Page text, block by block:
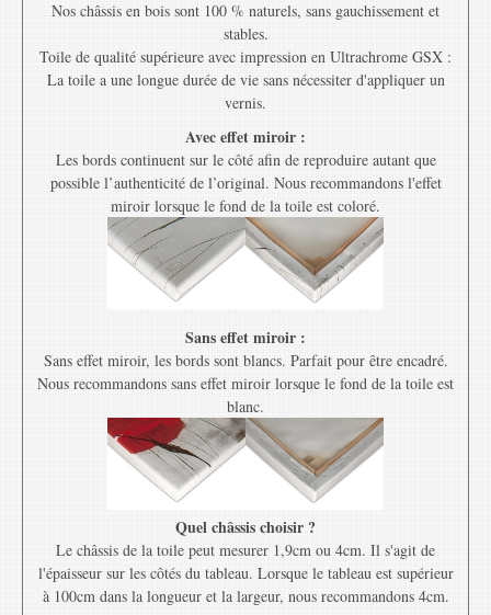
Nos châssis en bois sont 100 % naturels, sans gauchissement et
stables.
Toile de qualité supérieure avec impression en Ultrachrome GSX :
La toile a une longue durée de vie sans nécessiter d'appliquer un
vernis.
Avec effet miroir :
Les bords continuent sur le côté afin de reproduire autant que
possible l’authenticité de l’original. Nous recommandons l'effet
miroir lorsque le fond de la toile est coloré.
Sans effet miroir :
Sans effet miroir, les bords sont blancs. Parfait pour être encadré.
Nous recommandons sans effet miroir lorsque le fond de la toile est
blanc.
Quel châssis choisir ?
Le châssis de la toile peut mesurer 1,9cm ou 4cm. Il s'agit de
l'épaisseur sur les côtés du tableau. Lorsque le tableau est supérieur
à 100cm dans la longueur et la largeur, nous recommandons 4cm.